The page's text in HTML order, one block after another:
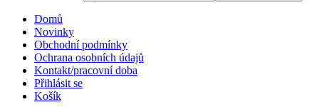
Domů
Novinky
Obchodní podmínky
Ochrana osobních údajů
Kontakt/pracovní doba
Přihlásit se
Košík